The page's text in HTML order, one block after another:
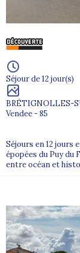
Séjour de 12 jour(s)
BRÉTIGNOLLES-
Vendee - 85
Séjours en 12 jours
épopées du Puy du
entre océan et